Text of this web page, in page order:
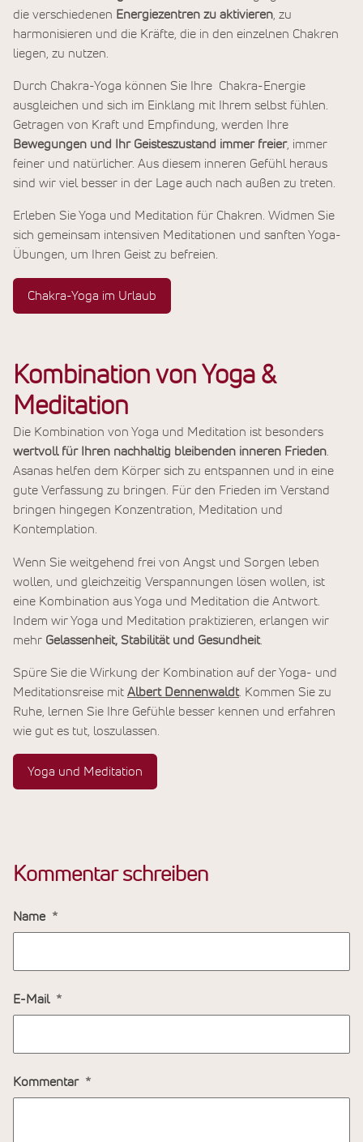
die verschiedenen Energiezentren zu aktivieren , zu
harmonisieren und die Kräfte, die in den einzelnen Chakren
liegen, zu nutzen.
Durch Chakra-Yoga können Sie Ihre Chakra-Energie
ausgleichen und sich im Einklang mit Ihrem selbst fühlen.
Getragen von Kraft und Empfindung, werden Ihre
Bewegungen und Ihr Geisteszustand immer freier, immer
feiner und natürlicher. Aus diesem inneren Gefühl heraus
sind wir viel besser in der Lage auch nach außen zu treten.
Erleben Sie Yoga und Meditation für Chakren. Widmen Sie
sich gemeinsam intensiven Meditationen und sanften Yoga-
Übungen, um Ihren Geist zu befreien.
Chakra-Yoga im Urlaub
Kombination von Yoga &
Meditation
Die Kombination von Yoga und Meditation ist besonders
wertvoll für Ihren nachhaltig bleibenden inneren Frieden.
Asanas helfen dem Körper sich zu entspannen und in eine
gute Verfassung zu bringen. Für den Frieden im Verstand
bringen hingegen Konzentration, Meditation und
Kontemplation.
Wenn Sie weitgehend frei von Angst und Sorgen leben
wollen, und gleichzeitig Verspannungen lösen wollen, ist
eine Kombination aus Yoga und Meditation die Antwort.
Indem wir Yoga und Meditation praktizieren, erlangen wir
mehr Gelassenheit, Stabilität und Gesundheit.
Spüre Sie die Wirkung der Kombination auf der Yoga- und
Meditationsreise mit Albert Dennenwaldt. Kommen Sie zu
Ruhe, lernen Sie Ihre Gefühle besser kennen und erfahren
wie gut es tut, loszulassen.
Yoga und Meditation
Kommentar schreiben
Name
E-Mail
Kommentar